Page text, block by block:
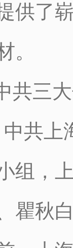
供了
。
共三
中共
组，
瞿秋